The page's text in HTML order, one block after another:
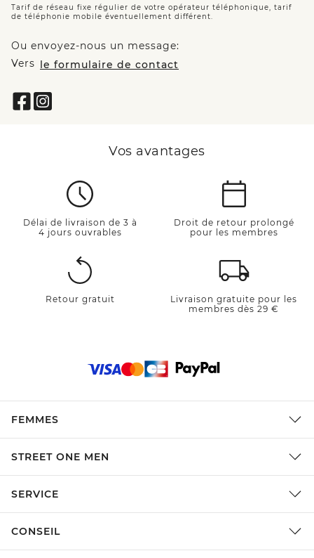
Tarif de réseau fixe régulier de votre opérateur téléphonique, tarif
de téléphonie mobile éventuellement différent.
Ou envoyez-nous un message:
Vers
le formulaire de contact
Vos avantages
Délai de livraison de 3 à
4 jours ouvrables
Droit de retour prolongé
pour les membres
Retour gratuit
Livraison gratuite pour les
membres dès 29 €
FEMMES
STREET ONE MEN
SERVICE
CONSEIL